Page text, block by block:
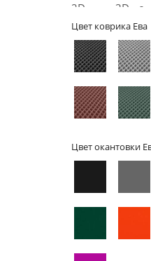
2D -
без
бортов
3D - с
Цвет коврика Ева
Цвет окантовки